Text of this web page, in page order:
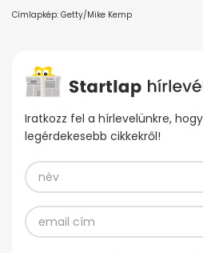
Címlapkép: Getty/Mike Kemp
Iratkozz fel a hírlevelünkre,
legérdekesebb cikkekről!